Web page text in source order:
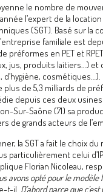
le nombre de
l’expert de la
(SGT). Basé sur la
familiale est
préformes en PET et
jus, produits laitiers…)
cosmétiques…).
de 5,3 milliards de
depuis ces deux
Sur-Saône (71) sa
de grands acteurs de
la SGT a fait le choix
particulièrement celui
Florian Nicoleau,
avons opté pour le modèle
t-il. D’abord parce que